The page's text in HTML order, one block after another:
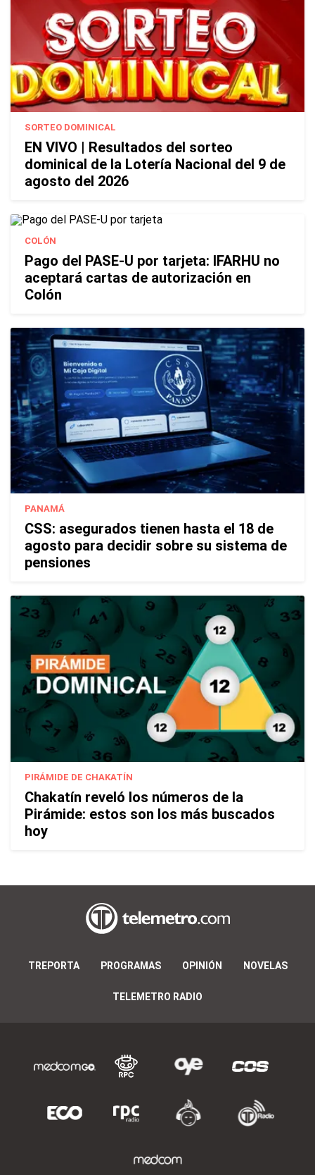
SORTEO DOMINICAL
EN VIVO | Resultados del sorteo
dominical de la Lotería Nacional del 9 de
agosto del 2026
COLÓN
Pago del PASE-U por tarjeta: IFARHU no
aceptará cartas de autorización en
Colón
PANAMÁ
CSS: asegurados tienen hasta el 18 de
agosto para decidir sobre su sistema de
pensiones
PIRÁMIDE DE CHAKATÍN
Chakatín reveló los números de la
Pirámide: estos son los más buscados
hoy
TREPORTA PROGRAMAS OPINIÓN NOVELAS
TELEMETRO RADIO